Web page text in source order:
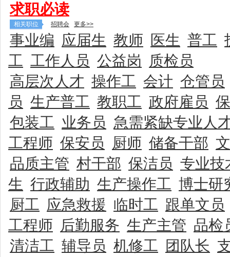
求职必读
相关职位 招聘会 更多>>
事业编 应届生 教师 医生 普工
工 工作人员 公益岗
质检员
高层次人才 操作工 会计 仓管员
员 生产普工 教职工 政府雇员
包装工 业务员 急需紧缺专业人
工程师 保安员 厨师 储备干部
品质主管 村干部 保洁员 专业技
生 行政辅助 生产操作工 博士研
厨工 应急救援 临时工 跟单文员
工程师 后勤服务 生产主管 品检
清洁工 辅导员 机修工 团队长